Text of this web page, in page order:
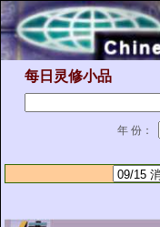
每日灵修小品
年 份：